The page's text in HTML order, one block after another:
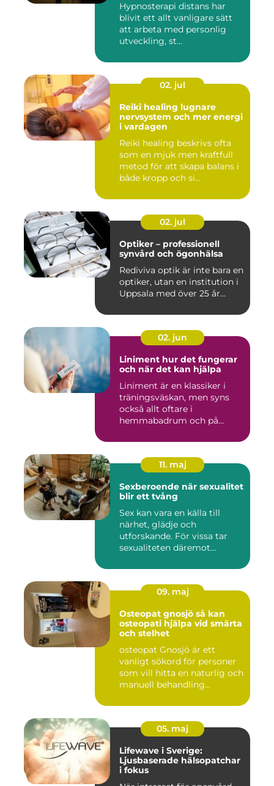
Hypnosterapi distans har
blivit ett allt vanligare sätt
att arbeta med personlig
utveckling, st...
02. jul
Reiki healing lugnare
nervsystem och mer energi
i vardagen
Reiki healing beskrivs ofta
som en mjuk men kraftfull
metod för att skapa balans i
både kropp och si...
02. jul
Optiker – professionell
synvård och ögonhälsa
Rediviva optik är inte bara en
optiker, utan en institution i
Uppsala med över 25 år...
02. jun
Liniment hur det fungerar
och när det kan hjälpa
Liniment är en klassiker i
träningsväskan, men syns
också allt oftare i
hemmabadrum och på
11. maj
Sexberoende när sexualitet
blir ett tvång
Sex kan vara en källa till
närhet, glädje och
utforskande. För vissa tar
sexualiteten däremot
09. maj
Osteopat gnosjö så kan
osteopati hjälpa vid smärta
och stelhet
osteopat Gnosjö är ett
vanligt sökord för personer
som vill hitta en naturlig och
manuell behandling...
05. maj
Lifewave i Sverige:
Ljusbaserade hälsopatchar
i fokus